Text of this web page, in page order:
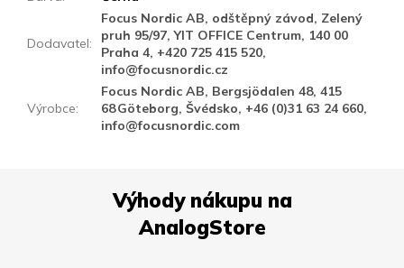
Dodavatel:
Focus Nordic AB, odštěpný závod, Zelený
pruh 95/97, YIT OFFICE Centrum, 140 00
Praha 4, +420 725 415 520,
info@focusnordic.cz
Výrobce:
Focus Nordic AB, Bergsjödalen 48, 415
68 Göteborg, Švédsko, +46 (0)31 63 24 660,
info@focusnordic.com